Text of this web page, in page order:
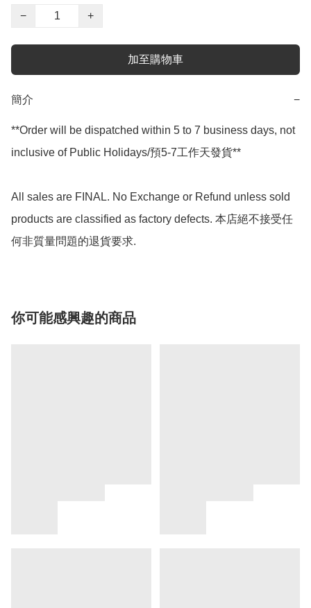
−
+
加至購物車
簡介 −
**Order will be dispatched within 5 to 7 business days, not
inclusive of Public Holidays/預5-7工作天發貨**
All sales are FINAL. No Exchange or Refund unless sold
products are classified as factory defects. 本店絕不接受任
何非質量問題的退貨要求.
你可能感興趣的商品